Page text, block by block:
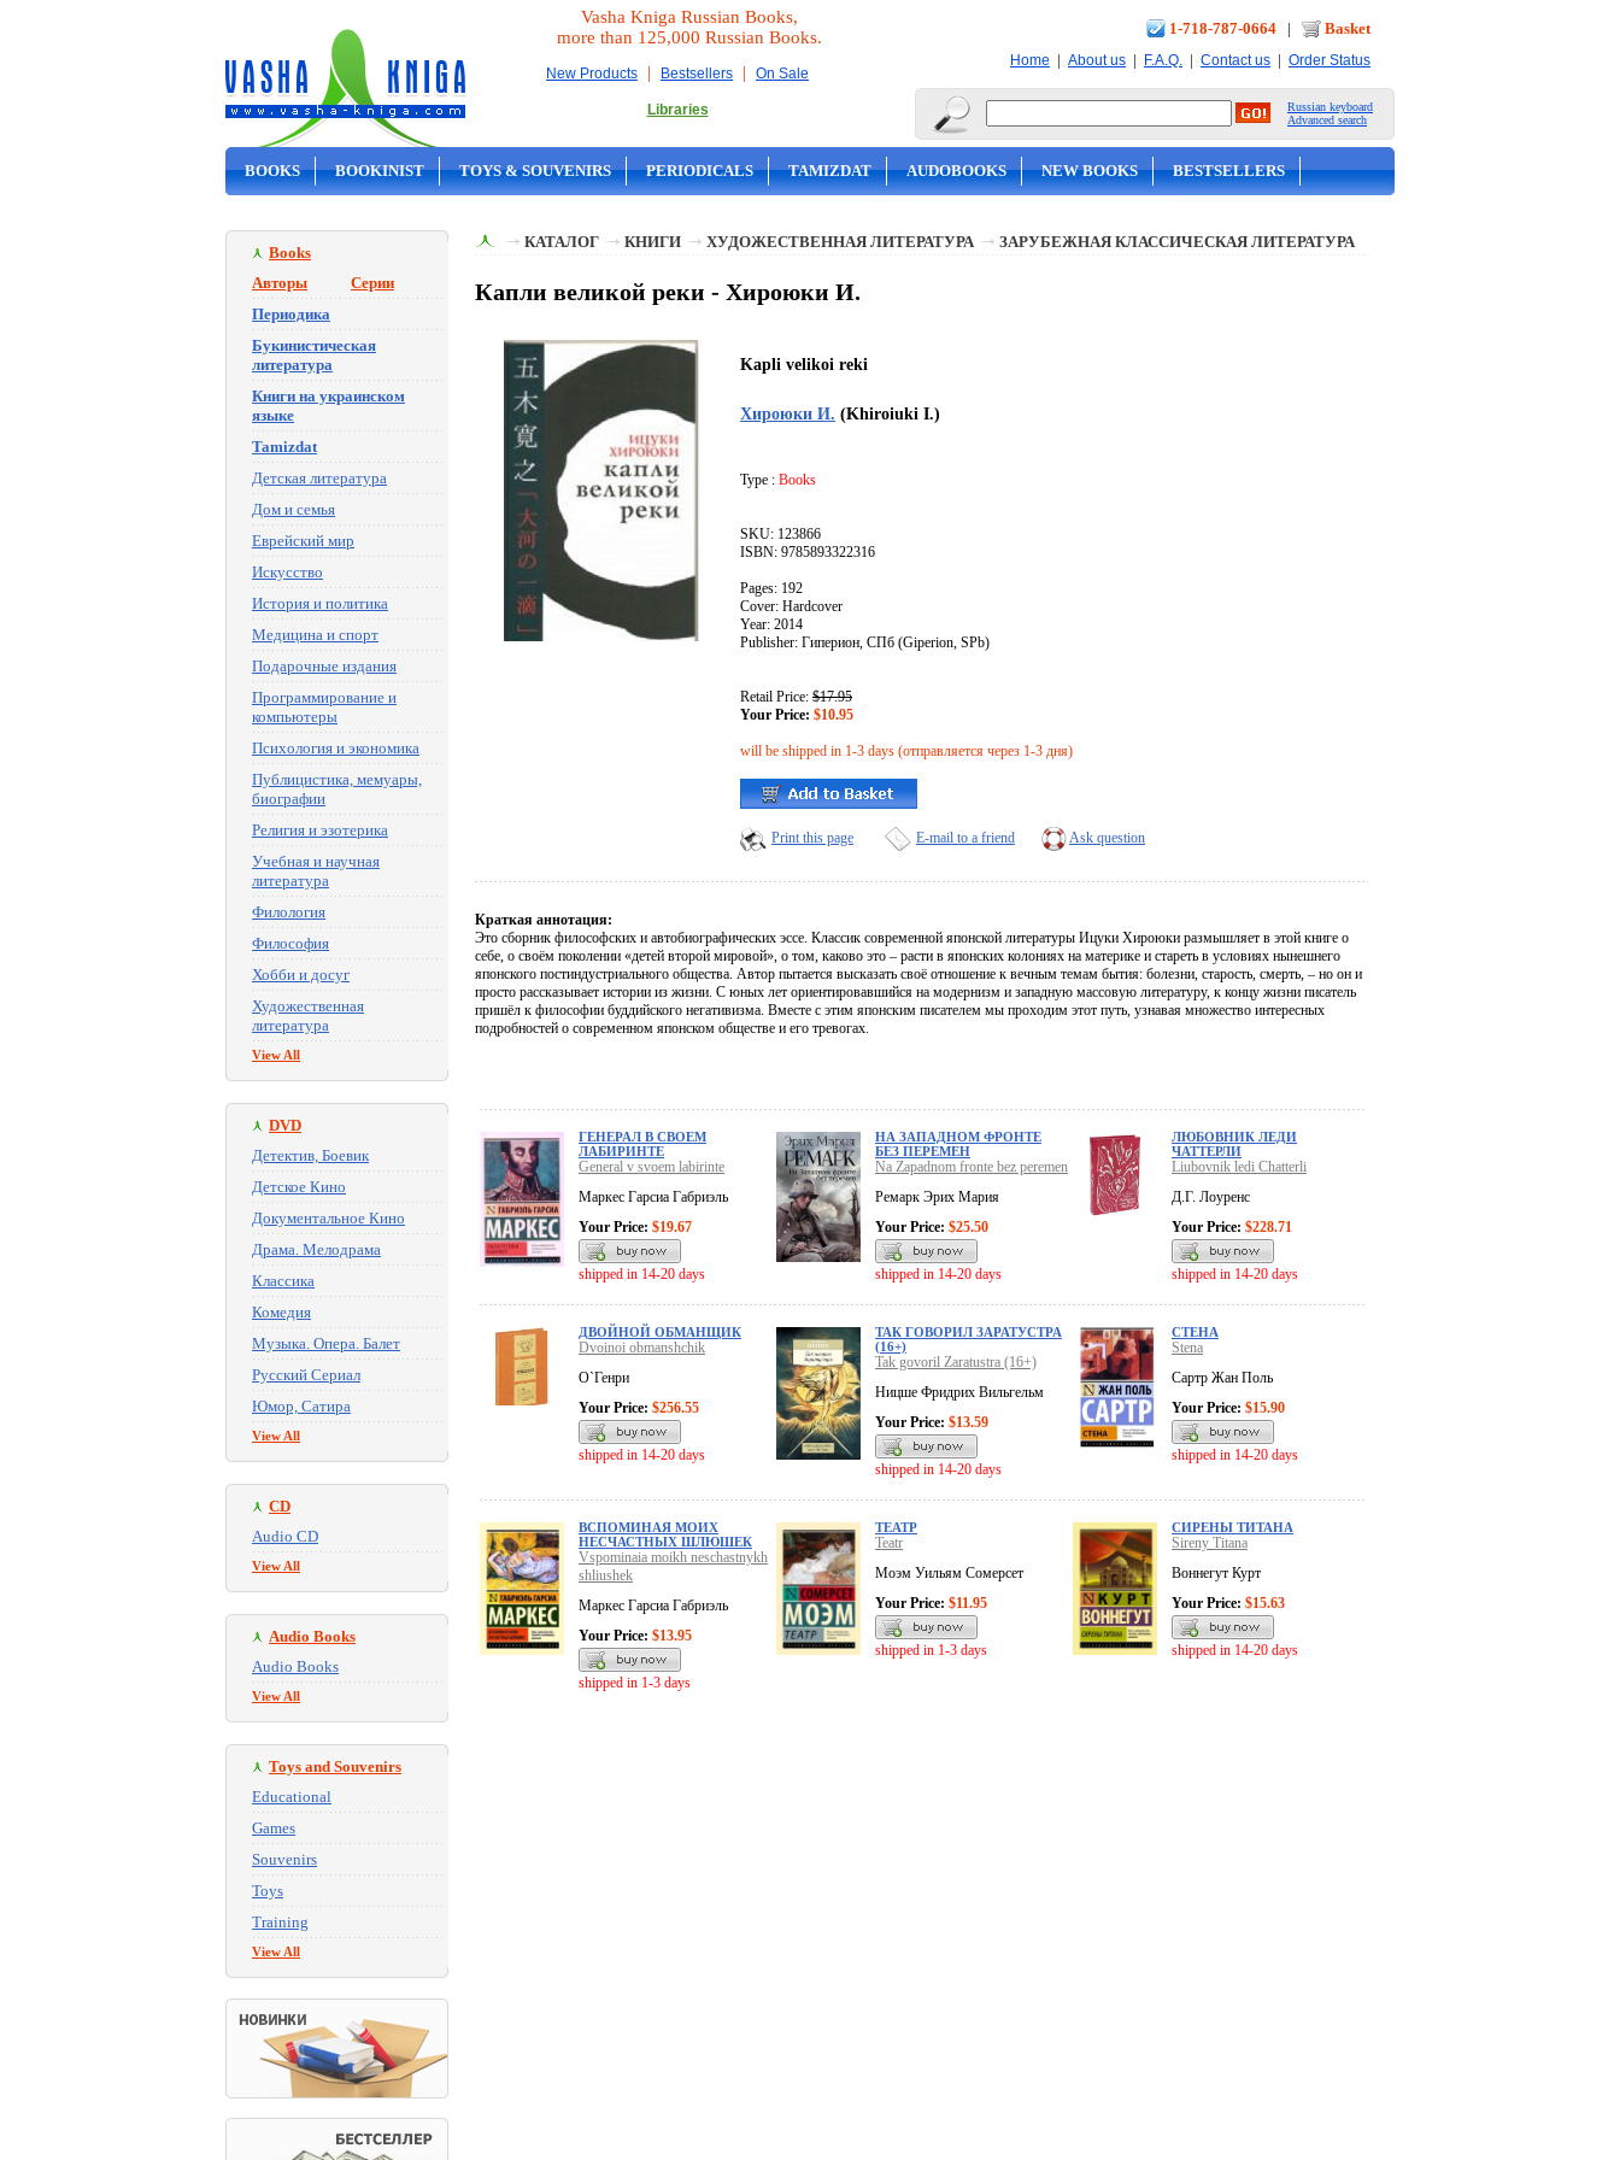
Vasha Kniga Russian Books,
more than 125,000 Russian Books.
New Products | Bestsellers | On Sale
Libraries
1-718-787-0664 | Basket
Home | About us | F.A.Q. | Contact us | Order Status
Russian keyboard
Advanced search
BOOKS BOOKINIST TOYS & SOUVENIRS PERIODICALS TAMIZDAT AUDOBOOKS NEW BOOKS BESTSELLERS
Books
Авторы
Серии
Периодика
Букинистическая
литература
Книги на украинском
языке
Tamizdat
Детская литература
Дом и семья
Еврейский мир
Искусство
История и политика
Медицина и спорт
Подарочные издания
Программирование и
компьютеры
Психология и экономика
Публицистика, мемуары,
биографии
Религия и эзотерика
Учебная и научная
литература
Филология
Философия
Хобби и досуг
Художественная
литература
View All
DVD
Детектив, Боевик
Детское Кино
Документальное Кино
Драма. Мелодрама
Классика
Комедия
Музыка. Опера. Балет
Русский Сериал
Юмор, Сатира
View All
CD
Audio CD
View All
Audio Books
Audio Books
View All
Toys and Souvenirs
Educational
Games
Souvenirs
Toys
Training
View All
КАТАЛОГ КНИГИ ХУДОЖЕСТВЕННАЯ ЛИТЕРАТУРА ЗАРУБЕЖНАЯ КЛАССИЧЕСКАЯ ЛИТЕРАТУРА
Капли великой реки - Хироюки И.
Kapli velikoi reki
Хироюки И. (Khiroiuki I.)
Type : Books
SKU: 123866
ISBN: 9785893322316
Pages: 192
Cover: Hardcover
Year: 2014
Publisher: Гиперион, СПб (Giperion, SPb)
Retail Price: $17.95
Your Price: $10.95
will be shipped in 1-3 days (отправляется через 1-3 дня)
Print this page E-mail to a friend Ask question
Краткая аннотация:
Это сборник философских и автобиографических эссе. Классик современной японской литературы Ицуки Хироюки размышляет в этой книге о
себе, о своём поколении «детей второй мировой», о том, каково это – расти в японских колониях на материке и стареть в условиях нынешнего
японского постиндустриального общества. Автор пытается высказать своё отношение к вечным темам бытия: болезни, старость, смерть, – но он и
просто рассказывает истории из жизни. С юных лет ориентировавшийся на модернизм и западную массовую литературу, к концу жизни писатель
пришёл к философии буддийского негативизма. Вместе с этим японским писателем мы проходим этот путь, узнавая множество интересных
подробностей о современном японском обществе и его тревогах.
ГЕНЕРАЛ В СВОЕМ
ЛАБИРИНТЕ
General v svoem labirinte
Маркес Гарсиа Габриэль
Your Price: $19.67
shipped in 14-20 days
НА ЗАПАДНОМ ФРОНТЕ
БЕЗ ПЕРЕМЕН
Na Zapadnom fronte bez peremen
Ремарк Эрих Мария
Your Price: $25.50
shipped in 14-20 days
ЛЮБОВНИК ЛЕДИ
ЧАТТЕРЛИ
Liubovnik ledi Chatterli
Д.Г. Лоуренс
Your Price: $228.71
shipped in 14-20 days
ДВОЙНОЙ ОБМАНЩИК
Dvoinoi obmanshchik
О`Генри
Your Price: $256.55
shipped in 14-20 days
ТАК ГОВОРИЛ ЗАРАТУСТРА
(16+)
Tak govoril Zaratustra (16+)
Ницше Фридрих Вильгельм
Your Price: $13.59
shipped in 14-20 days
СТЕНА
Stena
Сартр Жан Поль
Your Price: $15.90
shipped in 14-20 days
ВСПОМИНАЯ МОИХ
НЕСЧАСТНЫХ ШЛЮШЕК
Vspominaia moikh neschastnykh
shliushek
Маркес Гарсиа Габриэль
Your Price: $13.95
shipped in 1-3 days
ТЕАТР
Teatr
Моэм Уильям Сомерсет
Your Price: $11.95
shipped in 1-3 days
СИРЕНЫ ТИТАНА
Sireny Titana
Воннегут Курт
Your Price: $15.63
shipped in 14-20 days